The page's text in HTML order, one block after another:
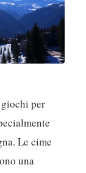
per
Le cime
una